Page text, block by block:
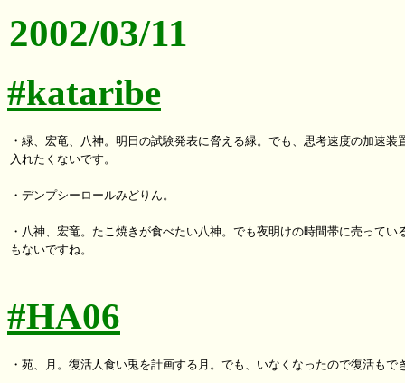
2002/03/11
#kataribe
・緑、宏竜、八神。明日の試験発表に脅える緑。でも、思考速度の加速装
入れたくないです。
・デンプシーロールみどりん。
・八神、宏竜。たこ焼きが食べたい八神。でも夜明けの時間帯に売ってい
もないですね。
#HA06
・苑、月。復活人食い兎を計画する月。でも、いなくなったので復活もで